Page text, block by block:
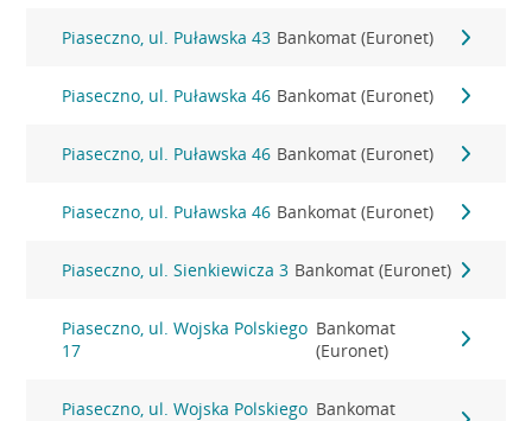
Piaseczno, ul. Puławska 43 Bankomat (Euronet)
Piaseczno, ul. Puławska 46 Bankomat (Euronet)
Piaseczno, ul. Puławska 46 Bankomat (Euronet)
Piaseczno, ul. Puławska 46 Bankomat (Euronet)
Piaseczno, ul. Sienkiewicza 3 Bankomat (Euronet)
Piaseczno, ul. Wojska Polskiego
17
Bankomat
(Euronet)
Piaseczno, ul. Wojska Polskiego Bankomat